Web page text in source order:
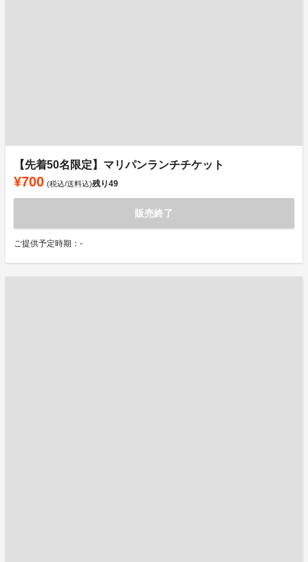
【先着50名限定】マリパンランチチケット
¥700 (税込/送料込)残り49
販売終了
ご提供予定時期：-